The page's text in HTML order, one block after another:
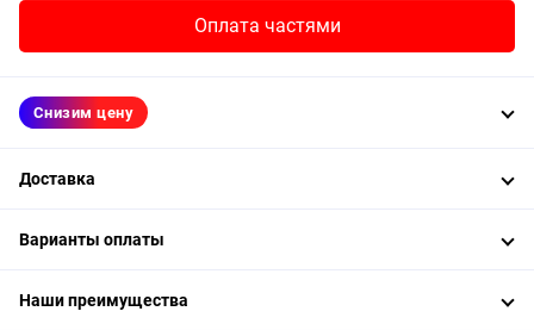
Оплата частями
Снизим цену
Доставка
Варианты оплаты
Наши преимущества